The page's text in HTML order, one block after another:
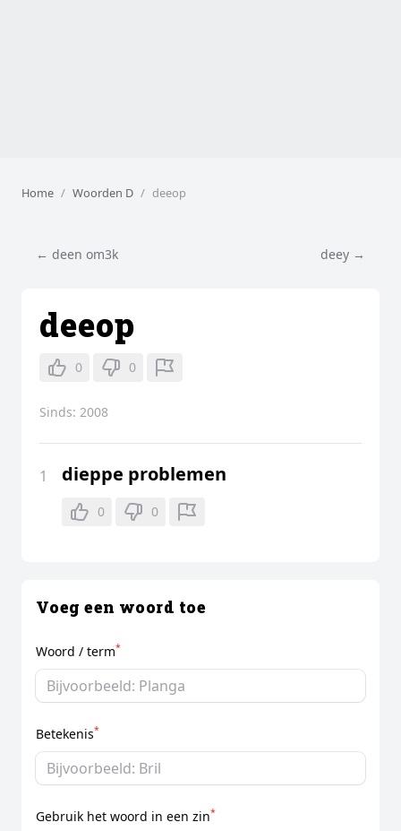
Home Woorden D deeop
← deen om3k deey →
deeop
0 0
Sinds: 2008
1 dieppe problemen
0 0
Voeg een woord toe
Woord / term*
Betekenis*
Gebruik het woord in een zin*